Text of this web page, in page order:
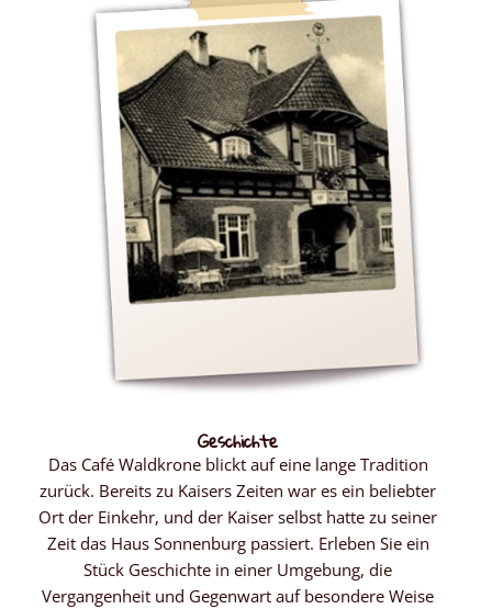
Geschichte
Das Café Waldkrone blickt auf eine lange Tradition
zurück. Bereits zu Kaisers Zeiten war es ein beliebter
Ort der Einkehr, und der Kaiser selbst hatte zu seiner
Zeit das Haus Sonnenburg passiert. Erleben Sie ein
Stück Geschichte in einer Umgebung, die
Vergangenheit und Gegenwart auf besondere Weise